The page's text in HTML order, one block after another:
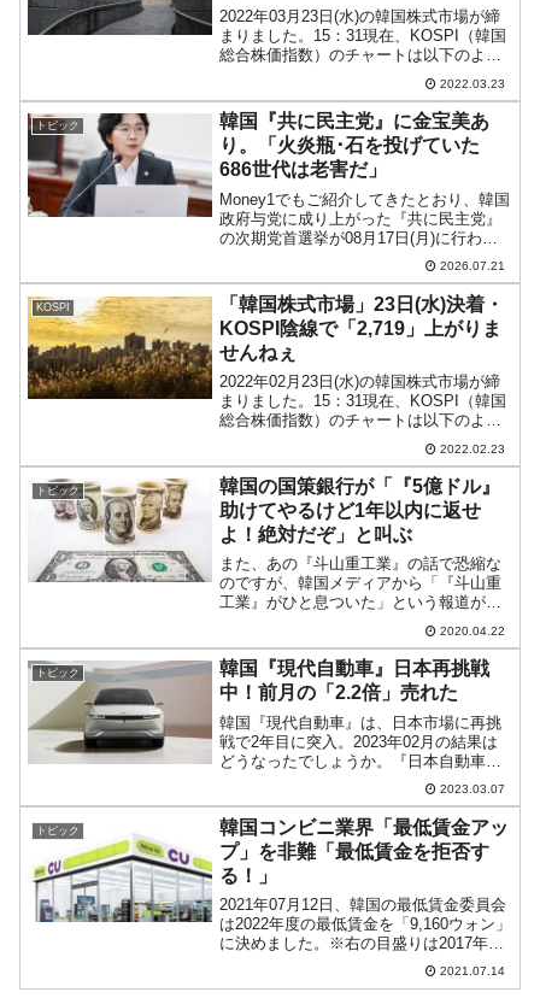
2022年03月23日(水)の韓国株式市場が締
まりました。15：31現在、KOSPI（韓国
総合株価指数）のチャートは以下のよう
『Investing.com』より引用）。上昇しま
したが、抵抗線を越えることはできませ
ん...
2022.03.23
トピック
韓国『共に民主党』に金宝美あ
り。「火炎瓶･石を投げていた
686世代は老害だ」
Money1でもご紹介してきたとおり、韓国
政府与党に成り上がった『共に民主党』
の次期党首選挙が08月17日(月)に行われ
ます。李在明（イ・ジェミョン）政権の
初代国務総理（首相）になった前科三犯
の金民錫（キム・ミンソク）さんと、元
反米テロリス...
2026.07.21
KOSPI
「韓国株式市場」23日(水)決着・
KOSPI陰線で「2,719」上がりま
せんねぇ
2022年02月23日(水)の韓国株式市場が締
まりました。15：31現在、KOSPI（韓国
総合株価指数）のチャートは以下のよう
『Investing.com』より引用）。一時は
「2,705」まで下げたのですが、「2,...
2022.02.23
トピック
韓国の国策銀行が「『5億ドル』
助けてやるけど1年以内に返せ
よ！絶対だぞ」と叫ぶ
また、あの『斗山重工業』の話で恐縮な
のですが、韓国メディアから「『斗山重
工業』がひと息ついた」という報道が出
ていますのでスルーはできません。ま
た、とてもそれで助かるとは思えない面
白い状況ですのでお付き合いください。
かねてからお伝えしていると...
2020.04.22
トピック
韓国『現代自動車』日本再挑戦
中！前月の「2.2倍」売れた
韓国『現代自動車』は、日本市場に再挑
戦で2年目に突入。2023年02月の結果は
どうなったでしょうか。『日本自動車輸
入組合』から「輸入車新規登録台数（速
報） 発表資料」が公表されましたので、
確認してみます。以下をご覧ください。
2023年02月...
2023.03.07
トピック
韓国コンビニ業界「最低賃金アッ
プ」を非難「最低賃金を拒否す
る！」
2021年07月12日、韓国の最低賃金委員会
は2022年度の最低賃金を「9,160ウォン」
に決めました。※右の目盛りは2017年を
100とした際のパーセント表示2022年度
の最低賃金アップについては、先に『全
2021.07.14